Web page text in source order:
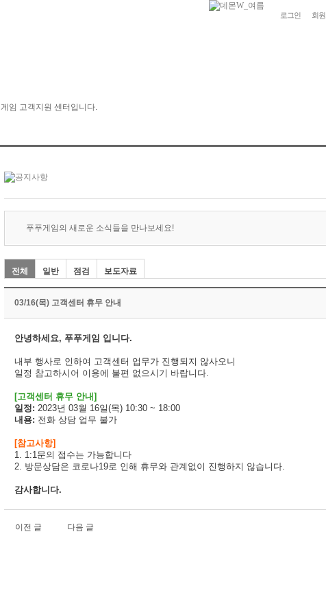
로그인 회
푸푸게임의 새로운 소식들을 만나보세요!
전체 일반 점검 보도자료
03/16(목) 고객센터 휴무 안내
안녕하세요, 푸푸게임 입니다.
내부 행사로 인하여 고객센터 업무가 진행되지 않사오니
일정 참고하시어 이용에 불편 없으시기 바랍니다.
[고객센터 휴무 안내]
일정: 2023년 03월 16일(목) 10:30 ~ 18:00
내용: 전화 상담 업무 불가
[참고사항]
1. 1:1문의 접수는 가능합니다
2. 방문상담은 코로나19로 인해 휴무와 관계없이 진행하지 않습니다.
감사합니다.
이전 글 다음 글